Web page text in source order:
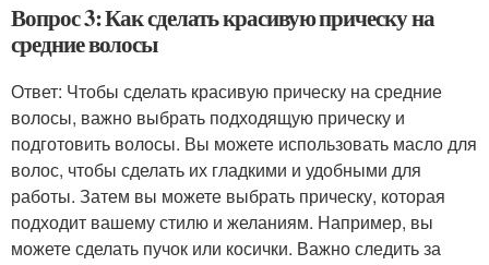
Вопрос 3: Как сделать красивую прическу на
средние волосы
Ответ: Чтобы сделать красивую прическу на средние
волосы, важно выбрать подходящую прическу и
подготовить волосы. Вы можете использовать масло для
волос, чтобы сделать их гладкими и удобными для
работы. Затем вы можете выбрать прическу, которая
подходит вашему стилю и желаниям. Например, вы
можете сделать пучок или косички. Важно следить за